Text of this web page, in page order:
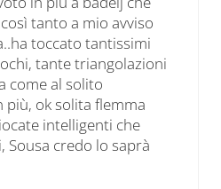
tanto a mio avviso
toccato tantissimi
tante triangolazioni
come al solito
più, ok solita flemma
intelligenti che
Sousa credo lo saprà